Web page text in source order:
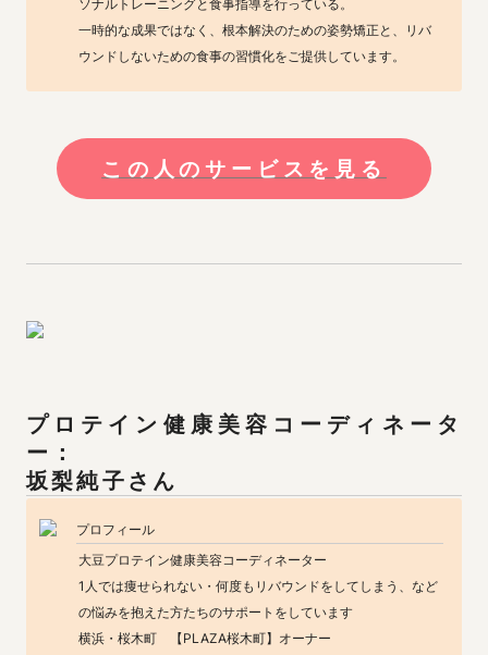
ソナルトレーニングと食事指導を行っている。
一時的な成果ではなく、根本解決のための姿勢矯正と、リバ
ウンドしないための食事の習慣化をご提供しています。
この人のサービスを見る
プロテイン健康美容コーディネータ
ー：
坂梨純子さん
プロフィール
大豆プロテイン健康美容コーディネーター
1人では痩せられない・何度もリバウンドをしてしまう、など
の悩みを抱えた方たちのサポートをしています
横浜・桜木町　【PLAZA桜木町】オーナー